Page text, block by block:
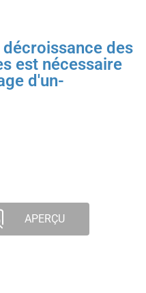
des
est nécessaire
d'un-
APERÇU